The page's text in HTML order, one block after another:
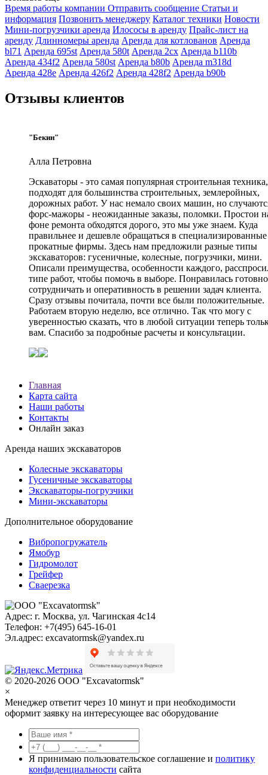
Время работы компании Отправить сообщение Статьи и
информация Позвонить менеджеру Каталог техники Новости
Мини-погрузчики аренда Илососы в аренду Прайс-лист на
аренду Длинномеры аренда Аренда для котлованов Аренда
bl71 Аренда 695st Аренда 580t Аренда 2cx Аренда b110b
Аренда 434f2 Аренда 580st Аренда b80b Аренда m318d
Аренда 428e Аренда 426f2 Аренда 428f2 Аренда b90b
Отзывы клиентов
"Бекин"
Алла Петровна
Эскаваторы - это самая популярная строительная
подходят для большинства строительных, землеройных,
дорожных работ. У нас немало своих машин, но
форс-мажоры - неожиданные заказы, поломки. Простои
фоне ремонта обходятся дорого, это мы уже знаем. Куда
правильнее и дешевле обращаться в специализированные
прокатные фирмы. Здесь нам предложили разные типы
экскаваторов: гусеничные, колесные, погрузчики, мини.
Описали преимущества, особенности каждого,
типе работ, чтобы помочь в выборе. Понравилась
сотрудничать и оперативность в решении задач клиента.
Сразу отзывы почитала, почти все были положительные.
Работаем вторую неделю, все отлично. Так что могу с
уверенностью сказать, что в любой ситуации теперь
вам. Спасибо за подробные расчеты и консультации.
Главная
Карта сайта
Наши работы
Контакты
Онлайн заказ
Аренда наших экскаваторов
Колесные экскаваторы
Гусеничные экскаваторы
Экскаваторы-погрузчики
Мини-экскаваторы
Дополнительное оборудование
Вибропогружатель
Ямобур
Гидромолот
Грейфер
Сваерезка
Адрес: г. Москва, ул. Чагинская 4с14
Телефон: +7(495) 645-16-01
Эл.адрес: excavatormsk@yandex.ru
© 2020-2026 ООО "Excavatormsk"
×
Менеджер ответит через 10 минут и при необходимости
оформит заявку на интересующее вас оборудование
Я принимаю пользовательское соглашение и политику
конфиденциальности сайта